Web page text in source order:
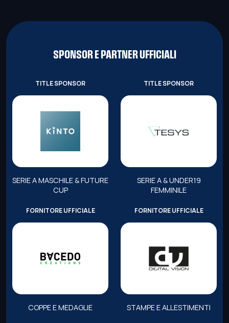
SPONSOR E PARTNER UFFICIALI
TITLE SPONSOR
SERIE A MASCHILE & FUTURE
CUP
TITLE SPONSOR
SERIE A & UNDER19
FEMMINILE
FORNITORE UFFICIALE
COPPE E MEDAGLIE
FORNITORE UFFICIALE
STAMPE E ALLESTIMENTI